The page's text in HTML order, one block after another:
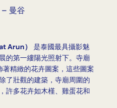
– 曼谷
Arun）
是泰國最具攝影魅
的第一縷陽光照射下。寺廟
著精緻的花卉圖案，這些圖案
了壯觀的建築，寺廟周圍的
許多花卉如木槿、雞蛋花和